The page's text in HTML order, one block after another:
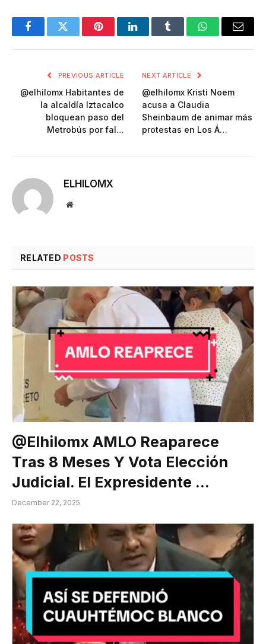
FacebookTwitter PinterestLinkedInTumblr WhatsAppEmail
PREVIOUS ARTICLE
@elhilomx Habitantes de
la alcaldía Iztacalco
bloquean paso del
Metrobús por fal…
NEXT ARTICLE
@elhilomx Kristi Noem
acusa a Claudia
Sheinbaum de animar más
protestas en Los Á…
ELHILOMX
Website
RELATED POSTS
@elhilomx AMLO Reaparece
Tras 8 Meses Y Vota Elección
Judicial. El Expresidente …
December 22, 2025